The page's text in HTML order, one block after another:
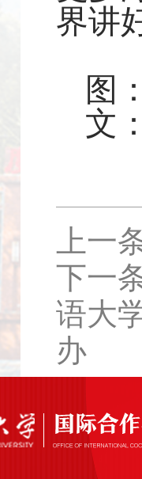
界讲
图
文
上一
下一
语大
办